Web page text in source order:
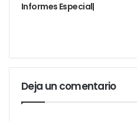
Informes Especial|
Deja un comentario